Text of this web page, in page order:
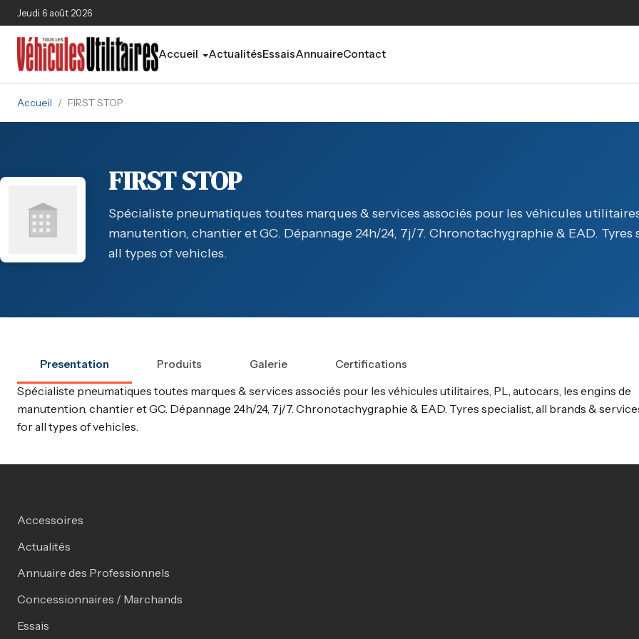
Aller au contenu principal
Jeudi 6 août 2026
Accueil ActualitésEssaisAnnuaireContact
Accueil / FIRST STOP
FIRST STOP
Spécialiste pneumatiques toutes marques & services associés pour les véhicules
manutention, chantier et GC. Dépannage 24h/24, 7j/7. Chronotachygraphie & EAD.
all types of vehicles.
Presentation Produits Galerie Certifications
Spécialiste pneumatiques toutes marques & services associés pour les véhicules utilitaires, PL, autocars, les engins de
manutention, chantier et GC. Dépannage 24h/24, 7j/7. Chronotachygraphie & EAD. Tyres specialist, all brands &
for all types of vehicles.
Accessoires
Actualités
Annuaire des Professionnels
Concessionnaires / Marchands
Essais